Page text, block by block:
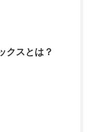
クスとは？